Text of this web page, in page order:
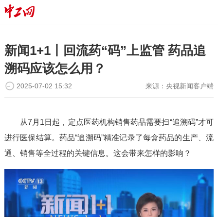
新闻1+1丨回流药“码”上监管 药品追
溯码应该怎么用？
来源：央视新闻客户端
2025-07-02 15:32
从7月1日起，定点医药机构销售药品需要扫“追溯码”才可
进行医保结算。药品“追溯码”精准记录了每盒药品的生产、流
通、销售等全过程的关键信息。这会带来怎样的影响？